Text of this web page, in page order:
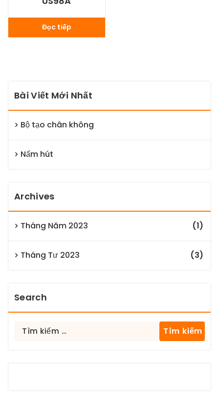
Đọc tiếp
Bài Viết Mới Nhất
Bộ tạo chân không
Nấm hút
Archives
Tháng Năm 2023 (1)
Tháng Tư 2023 (3)
Search
Tìm